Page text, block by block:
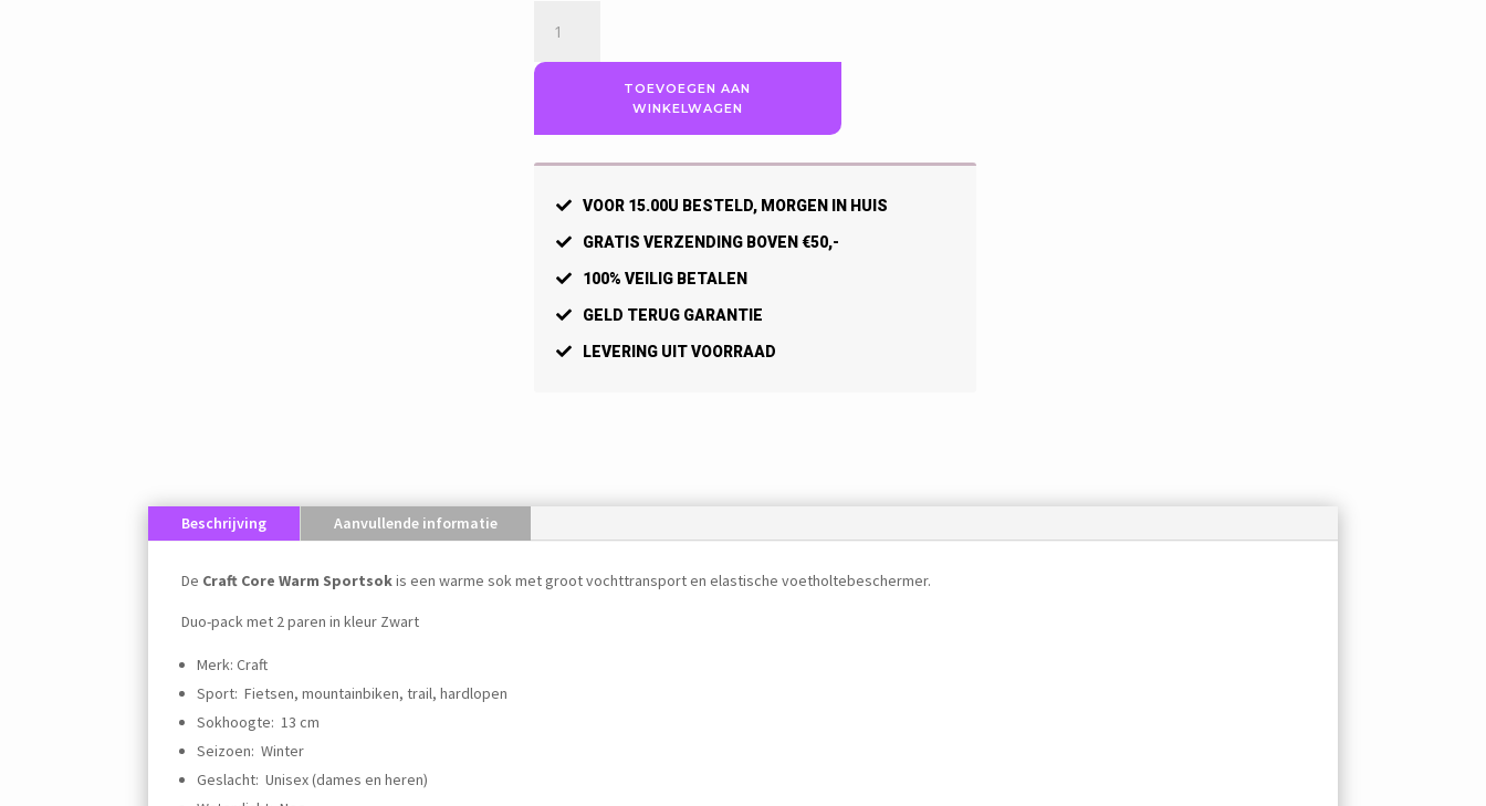
Core
Duo
Sportsokken,
Zwart.
TOEVOEGEN AAN
WINKELWAGEN
VOOR 15.00U BESTELD, MORGEN IN HUIS
GRATIS VERZENDING BOVEN €50,-
100% VEILIG BETALEN
GELD TERUG GARANTIE
LEVERING UIT VOORRAAD
Beschrijving Aanvullende informatie
De Craft Core Warm Sportsokis een warme sok met groot vochttransport en elastische voetholtebeschermer.
Duo-pack met 2 paren in kleur Zwart
Merk: Craft
Sport: Fietsen, mountainbiken, trail, hardlopen
Sokhoogte: 13 cm
Seizoen: Winter
Geslacht: Unisex (dames en heren)